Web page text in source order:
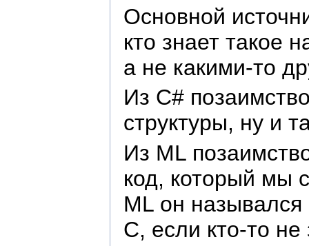
Основной
кто знает такое
а не какими-то
Из C#
структуры, ну и
Из ML
код, который мы
ML он назывался
C, если кто-то